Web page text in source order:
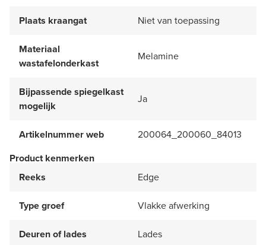
Plaats kraangat Niet van toepassing
Materiaal
wastafelonderkast
Melamine
Bijpassende spiegelkast
mogelijk
Ja
Artikelnummer web
200064_200060_84013
Product kenmerken
Reeks
Edge
Type groef Vlakke afwerking
Deuren of lades Lades